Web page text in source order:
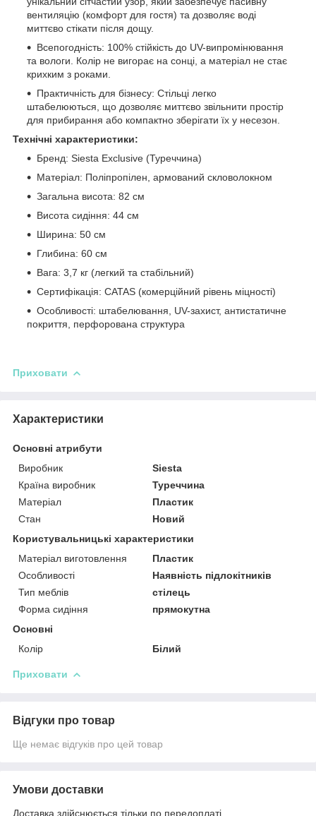
вентиляцію (комфорт для гостя) та дозволяє воді
миттєво стікати після дощу.
Всепогодність: 100% стійкість до UV-випромінювання
та вологи. Колір не вигорає на сонці, а матеріал не стає
крихким з роками.
Практичність для бізнесу: Стільці легко
штабелюються, що дозволяє миттєво звільнити простір
для прибирання або компактно зберігати їх у несезон.
Технічні характеристики:
Бренд: Siesta Exclusive (Туреччина)
Матеріал: Поліпропілен, армований скловолокном
Загальна висота: 82 см
Висота сидіння: 44 см
Ширина: 50 см
Глибина: 60 см
Вага: 3,7 кг (легкий та стабільний)
Сертифікація: CATAS (комерційний рівень міцності)
Особливості: штабелювання, UV-захист, антистатичне
покриття, перфорована структура
Приховати
Характеристики
Основні атрибути
Виробник
Siesta
Країна виробник
Туреччина
Матеріал
Пластик
Стан
Новий
Користувальницькі характеристики
Матеріал виготовлення
Пластик
Особливості
Наявність підлокітників
Тип меблів
стілець
Форма сидіння
прямокутна
Основні
Колір
Білий
Приховати
Відгуки про товар
Ще немає відгуків про цей товар
Умови доставки
Доставка здійснюється тільки по передоплаті.